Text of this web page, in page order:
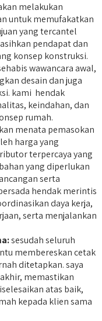
melakukan
untuk memufakatkan
yang tercantel
pendapat dan
konsep konstruksi.
wawancara awal,
desain dan juga
kami hendak
keindahan, dan
rumah.
menata pemasokan
harga yang
terpercaya yang
yang diperlukan
serta
hendak merintis
daya kerja,
serta menjalankan
sesudah seluruh
membereskan cetak
ditetapkan. saya
memastikan
atas baik,
kepada klien sama